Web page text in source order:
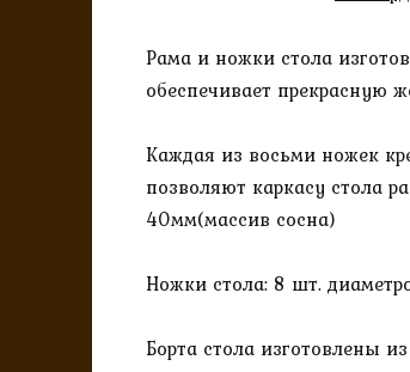
Рама и ножки стола
обеспечивает прекрасную
Каждая из восьми ножек
позволяют каркасу стола
40мм(массив сосна)
Ножки стола: 8 шт.
Борта стола изготовлены